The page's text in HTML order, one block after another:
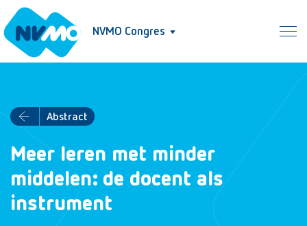
NVMO Congres
Abstract
Meer leren met minder
middelen: de docent als
instrument